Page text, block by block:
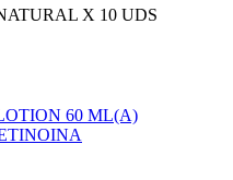
X 10 UDS